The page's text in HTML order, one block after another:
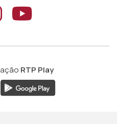
ao
Aceder ao
Aceder
RTP Play